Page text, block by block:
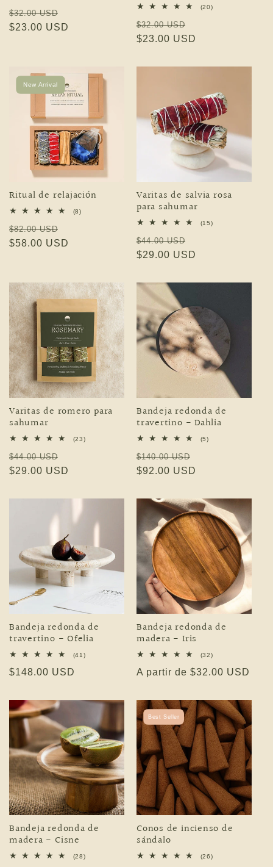
Precio habitual
$32.00 USD
Precio de oferta
$23.00 USD
(20)20 reseñas totales
Precio habitual
$32.00 USD
$23.00 USD
New Arrival
Ritual de relajación
(8)8 reseñas totales
Precio habitual
$82.00 USD
Precio de oferta
$58.00 USD
Varitas de salvia rosa
para sahumar
(15)15 reseñas totales
Precio habitual
$44.00 USD
$29.00 USD
Varitas de romero para
sahumar
(23)23 reseñas totales
Precio habitual
$44.00 USD
Precio de oferta
$29.00 USD
Bandeja redonda de
travertino - Dahlia
(5)5 reseñas totales
Precio habitual
$140.00 USD
$92.00 USD
Bandeja redonda de
travertino - Ofelia
(41)41 reseñas totales
Precio habitual
$148.00 USD
Bandeja redonda de
madera - Iris
(32)32 reseñas totales
Precio habitual
A partir de $32.00 USD
Bandeja redonda de
madera - Cisne
(28)28 reseñas totales
Best Seller
Conos de incienso de
sándalo
(26)26 reseñas totales